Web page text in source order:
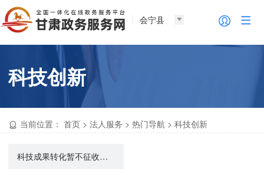
会宁县
科技创新
当前位置： 首页 >法人服务 >热门导航 >科技创新
科技成果转化暂不征收个人所得税备案